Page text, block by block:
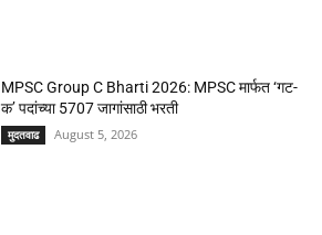
MPSC Group C Bharti 2026: MPSC मार्फत ‘गट-
क’ पदांच्या 5707 जागांसाठी भरती
मुदतवाढ August 5, 2026